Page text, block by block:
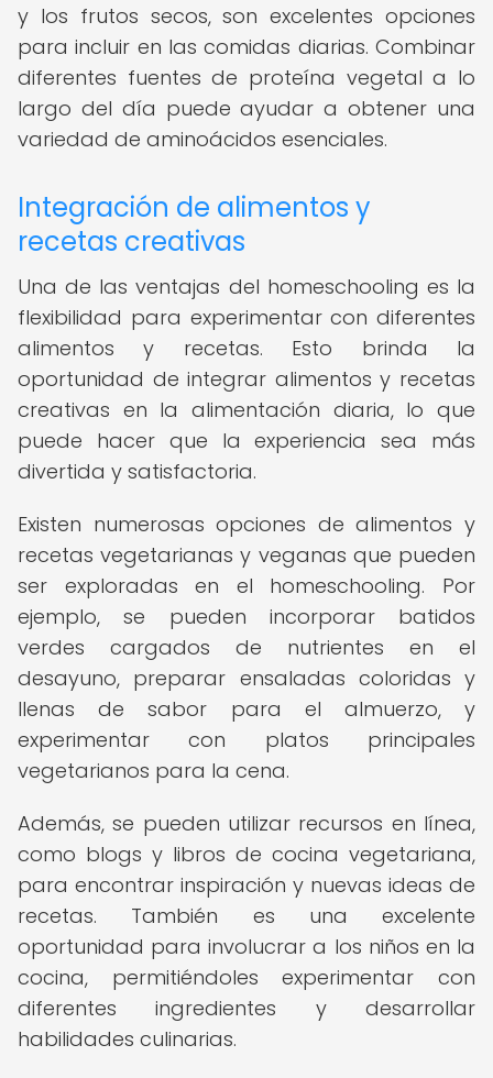
y los frutos secos, son excelentes opciones
para incluir en las comidas diarias. Combinar
diferentes fuentes de proteína vegetal a lo
largo del día puede ayudar a obtener una
variedad de aminoácidos esenciales.
Integración de alimentos y
recetas creativas
Una de las ventajas del homeschooling es la
flexibilidad para experimentar con diferentes
alimentos y recetas. Esto brinda la
oportunidad de integrar alimentos y recetas
creativas en la alimentación diaria, lo que
puede hacer que la experiencia sea más
divertida y satisfactoria.
Existen numerosas opciones de alimentos y
recetas vegetarianas y veganas que pueden
ser exploradas en el homeschooling. Por
ejemplo, se pueden incorporar batidos
verdes cargados de nutrientes en el
desayuno, preparar ensaladas coloridas y
llenas de sabor para el almuerzo, y
experimentar con platos principales
vegetarianos para la cena.
Además, se pueden utilizar recursos en línea,
como blogs y libros de cocina vegetariana,
para encontrar inspiración y nuevas ideas de
recetas. También es una excelente
oportunidad para involucrar a los niños en la
cocina, permitiéndoles experimentar con
diferentes ingredientes y desarrollar
habilidades culinarias.